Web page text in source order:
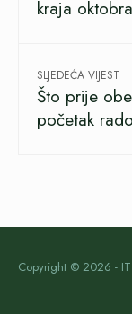
kraja oktobra
SLJEDEĆA VIJEST
Što prije
početak
Copyright © 2026 - IT